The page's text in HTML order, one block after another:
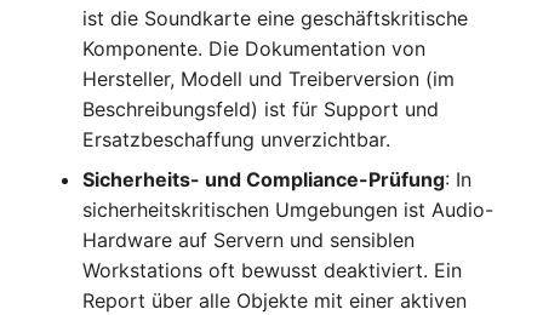
Release Notes 1.16
Release Notes 1.14
Release Notes 1.12
Release Notes 1.11
Changelogs 1.18.x
Changelogs 1.17.x
Changelogs 1.15.x
Changelogs 1.14.x
Kabeltrasse
Konverter
Passwörter verwalten
Prod→Test Datenbank-
Synchronisation
Standort-basierte
Benutzerrechte
Standorte
Switch Stacking
Relocate-CI
Replacement
Rights Documentation
SHD Connect
URL-Router
Dashboard Widget
programmieren
ist die Soundkarte eine geschäftskritische
Komponente. Die Dokumentation von
Hersteller, Modell und Treiberversion (im
Beschreibungsfeld) ist für Support und
Ersatzbeschaffung unverzichtbar.
Sicherheits- und Compliance-Prüfung: In
sicherheitskritischen Umgebungen ist Audio-
Hardware auf Servern und sensiblen
Workstations oft bewusst deaktiviert. Ein
Report über alle Objekte mit einer aktiven